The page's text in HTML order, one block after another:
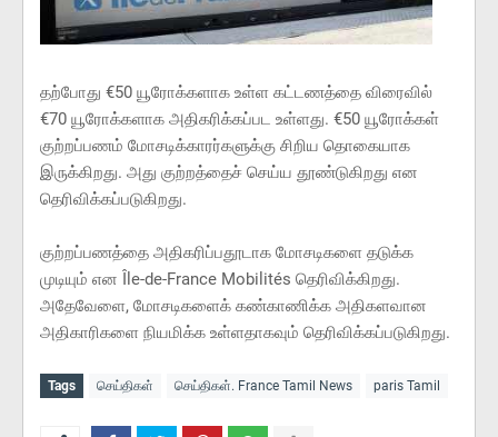
தற்போது €50 யூரோக்களாக உள்ள கட்டணத்தை விரைவில்
€70 யூரோக்களாக அதிகரிக்கப்பட உள்ளது. €50 யூரோக்கள்
குற்றப்பணம் மோசடிக்காரர்களுக்கு சிறிய தொகையாக
இருக்கிறது. அது குற்றத்தைச் செய்ய தூண்டுகிறது என
தெரிவிக்கப்படுகிறது.
குற்றப்பணத்தை அதிகரிப்பதூடாக மோசடிகளை தடுக்க
முடியும் என Île-de-France Mobilités தெரிவிக்கிறது.
அதேவேளை, மோசடிகளைக் கண்காணிக்க அதிகளவான
அதிகாரிகளை நியமிக்க உள்ளதாகவும் தெரிவிக்கப்படுகிறது.
Tags செய்திகள் செய்திகள். France Tamil News paris Tamil